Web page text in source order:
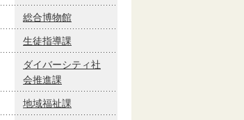
総合博物館
生徒指導課
ダイバーシティ社
会推進課
地域福祉課